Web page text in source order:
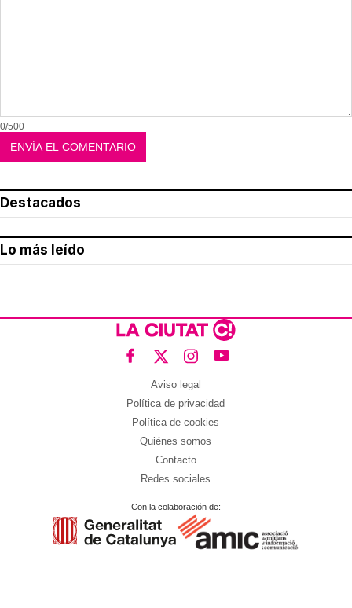
0/500
Destacados
Lo más leído
Aviso legal
Política de privacidad
Política de cookies
Quiénes somos
Contacto
Redes sociales
Con la colaboración de: